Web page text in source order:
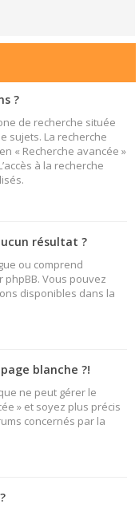
?
de recherche située
sujets. La recherche
« Recherche avancée »
à la recherche
résultat ?
ou comprend
Vous pouvez
disponibles dans la
blanche ?!
ne peut gérer le
» et soyez plus précis
concernés par la